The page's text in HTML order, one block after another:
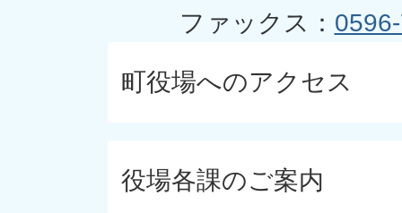
ファックス：
町役場へのアクセス
役場各課のご案内